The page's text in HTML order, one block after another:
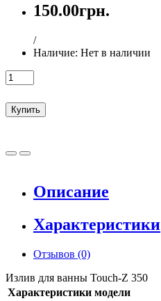
150.00грн.
/
Наличие: Нет в наличии
Купить
Описание
Характеристики
Отзывов (0)
Излив для ванны Touch-Z 350
Характеристики модели